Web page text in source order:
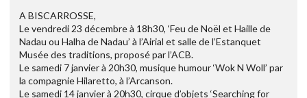
A BISCARROSSE,
Le vendredi 23 décembre à 18h30, ‘Feu de Noël et Haille de
Nadau ou Halha de Nadau’ à l’Airial et salle de l’Estanquet
Musée des traditions, proposé par l’ACB.
Le samedi 7 janvier à 20h30, musique humour ‘Wok N Woll’ par
la compagnie Hilaretto, à l’Arcanson.
Le samedi 14 janvier à 20h30, cirque d’objets ‘Searching for